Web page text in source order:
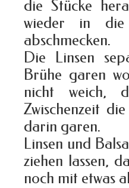
die Stücke
wieder in
abschmecken.
Die Linsen
Brühe garen
nicht weich,
Zwischenzeit
darin garen.
Linsen und
ziehen lassen,
noch mit etwas